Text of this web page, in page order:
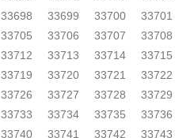
33698 33699 33700
33701
33705 33706 33707
33708
33712 33713 33714
33715
33719 33720 33721
33722
33726 33727 33728
33729
33733 33734 33735
33736
33740 33741 33742
33743